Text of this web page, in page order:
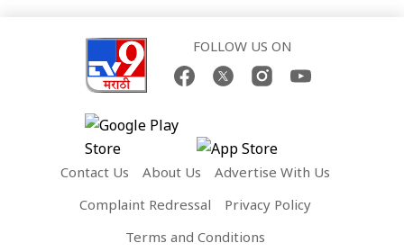
FOLLOW US ON
Contact Us About Us
Advertise With Us
Complaint Redressal
Privacy Policy
Terms and Conditions